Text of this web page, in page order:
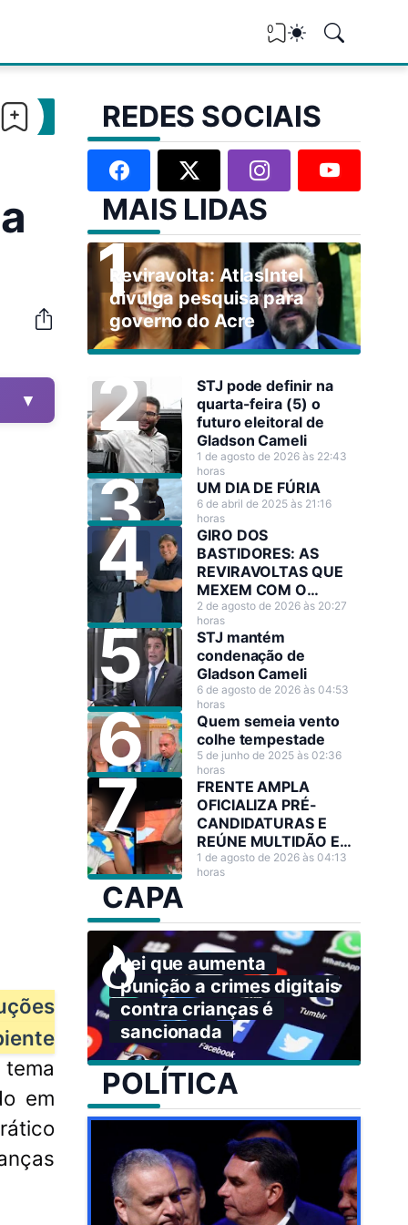
0
▼
em
REDES SOCIAIS
MAIS LIDAS
Reviravolta: AtlasIntel
divulga pesquisa para
governo do Acre
STJ pode definir na
quarta-feira (5) o
futuro eleitoral de
Gladson Cameli
1 de agosto de 2026 às 22:43
horas
UM DIA DE FÚRIA
6 de abril de 2025 às 21:16
horas
GIRO DOS
BASTIDORES: AS
REVIRAVOLTAS QUE
MEXEM COM O
CENÁRIO POLÍTICO
2 de agosto de 2026 às 20:27
horas
STJ mantém
condenação de
Gladson Cameli
6 de agosto de 2026 às 04:53
horas
Quem semeia vento
colhe tempestade
5 de junho de 2025 às 02:36
horas
FRENTE AMPLA
OFICIALIZA PRÉ-
CANDIDATURAS E
REÚNE MULTIDÃO EM
GRANDE ATO NO
ACRE
1 de agosto de 2026 às 04:13
horas
CAPA
Lei que aumenta
punição a crimes digitais
contra crianças é
sancionada
POLÍTICA